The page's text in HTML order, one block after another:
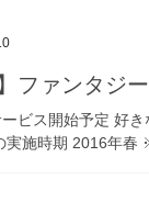
】ファンタジ
ビス開始予定 好
実施時期 2016年